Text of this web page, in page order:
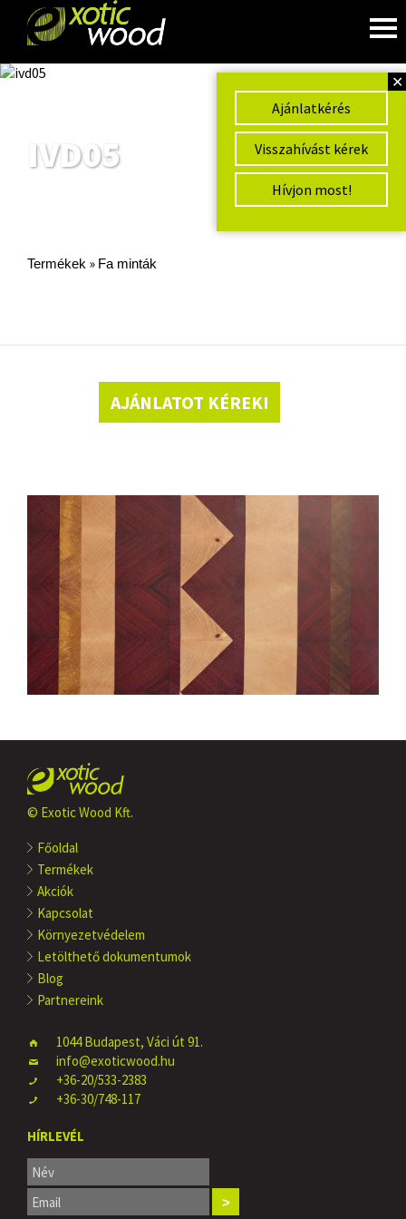
✕
Ajánlatkérés
Visszahívást kérek
Hívjon most!
IVD05
Termékek » Fa minták
AJÁNLATOT KÉREK!
© Exotic Wood Kft.
Főoldal
Termékek
Akciók
Kapcsolat
Környezetvédelem
Letölthető dokumentumok
Blog
Partnereink
1044 Budapest, Váci út 91.
info@exoticwood.hu
+36-20/533-2383
+36-30/748-117
HÍRLEVÉL